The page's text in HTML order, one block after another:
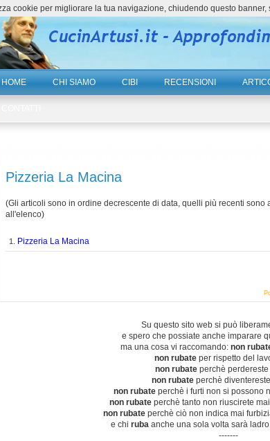
HOME CHI SIAMO CIBI RECENSIONI
Pizzeria La Macina
(Gli articoli sono in ordine decrescente di data, quelli più recenti sono
all'elenco)
1. Pizzeria La Macina
Su questo sito web si può
e spero che possiate anche imparare
ma una cosa vi raccomando: non
non rubateper rispetto del
non rubate perchè
non rubate perchè
non rubate perchè i furti non si possono
non rubateperchè tanto non riuscirete
non rubateperchè ciò non indica mai
e chi ruba anche una sola volta sarà
-------
cookie per migliorare la tua navigazione, chiudendo questo